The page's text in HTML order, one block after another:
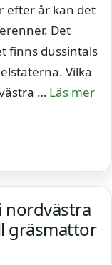
efter år kan det
Det
finns dussintals
Vilka
… Läs mer
nordvästra
gräsmattor